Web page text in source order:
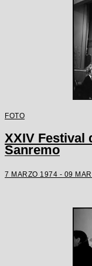
FOTO
XXIV Festival
Sanremo
7 MARZO 1974 - 09